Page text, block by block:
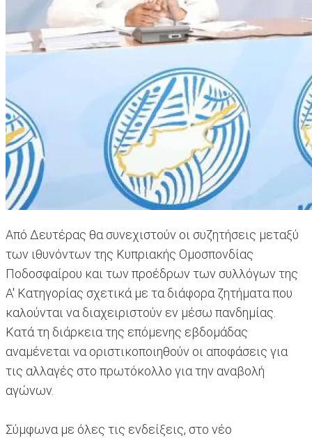
Από Δευτέρας θα συνεχιστούν οι συζητήσεις μεταξύ
των ιθυνόντων της Κυπριακής Ομοσπονδίας
Ποδοσφαίρου και των προέδρων των συλλόγων της
Α' Κατηγορίας σχετικά με τα διάφορα ζητήματα που
καλούνται να διαχειριστούν εν μέσω πανδημίας.
Κατά τη διάρκεια της επόμενης εβδομάδας
αναμένεται να οριστικοποιηθούν οι αποφάσεις για
τις αλλαγές στο πρωτόκολλο για την αναβολή
αγώνων.
Σύμφωνα με όλες τις ενδείξεις, στο νέο